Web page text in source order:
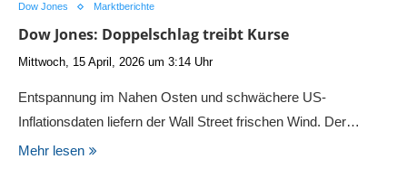
Dow Jones Marktberichte
Dow Jones: Doppelschlag treibt Kurse
Mittwoch, 15 April, 2026 um 3:14 Uhr
Entspannung im Nahen Osten und schwächere US-
Inflationsdaten liefern der Wall Street frischen Wind. Der…
Mehr lesen